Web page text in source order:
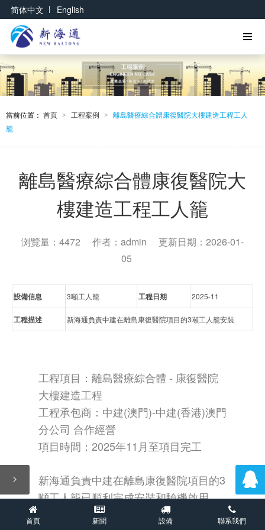
简体中文 | English
當前位置： 首頁 > 工程案例 >
離島醫療綜合體康復醫院大樓建造工程工人
籠
離島醫療綜合體康復醫院大
樓建造工程工人籠
浏覽量：4472 作者：admin
更新日期：2026-01-
05
設備信息 3噸工人籠 工程日期 2025-11
工程描述 新海通負責中建在離島康復醫院項目的3噸工人籠安裝

工程項目：離島醫療綜合體 - 康復醫院
大樓建造工程
工程承包商：中建(澳門)-中建(香港)澳門
分公司 合作經營
項目時間：2025年11月至項目完工
新海通負責中建在離島康復醫院項目的3
噸工人籠已順利完成安裝和驗機啟用。
首頁 新聞 設備 聯系我們